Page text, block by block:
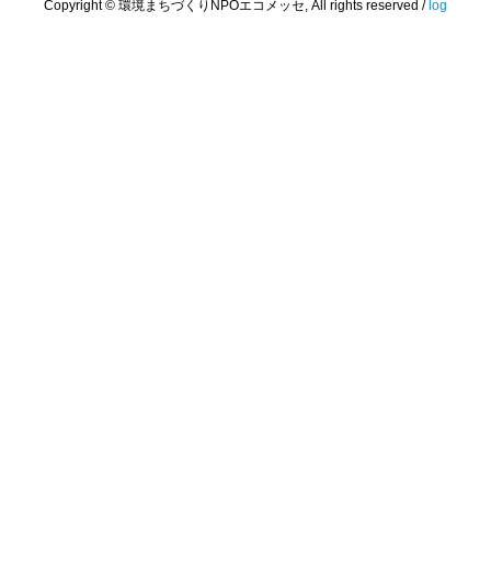
Copyright © 環境まちづくりNPOエコメッセ, All rights reserved / log